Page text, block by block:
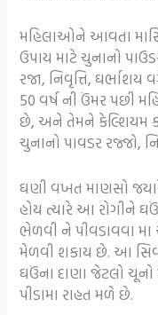
મહિલાઓને આવતા
ઉપાય માટે ચુનાનો
રજા, નિવૃત્તિ,
50 વર્ષ ની ઉંમર પછી
છે, અને તેમને કેલ્શિયમ
ચુનાનો પાવડર રજ્જો,
ઘણી વખત માણસો
હોય ત્યારે આ રોગીને
ભેળવી ને પીવડાવવા
મેળવી શકાય છે. આ
ઘઉંના દાણા જેટલો
પીડામા રાહત મળે છે.